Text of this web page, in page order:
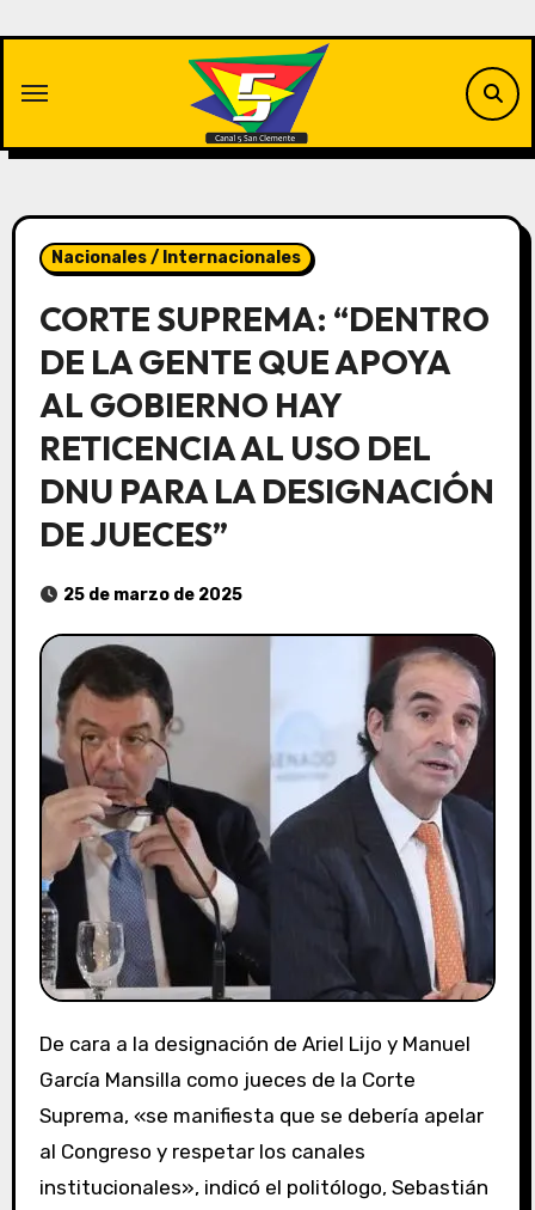
contenido
Nacionales / Internacionales
CORTE SUPREMA: “DENTRO
DE LA GENTE QUE APOYA
AL GOBIERNO HAY
RETICENCIA AL USO DEL
DNU PARA LA DESIGNACIÓN
DE JUECES”
25 de marzo de 2025
De cara a la designación de Ariel Lijo y Manuel
García Mansilla como jueces de la Corte
Suprema, «se manifiesta que se debería apelar
al Congreso y respetar los canales
institucionales», indicó el politólogo, Sebastián